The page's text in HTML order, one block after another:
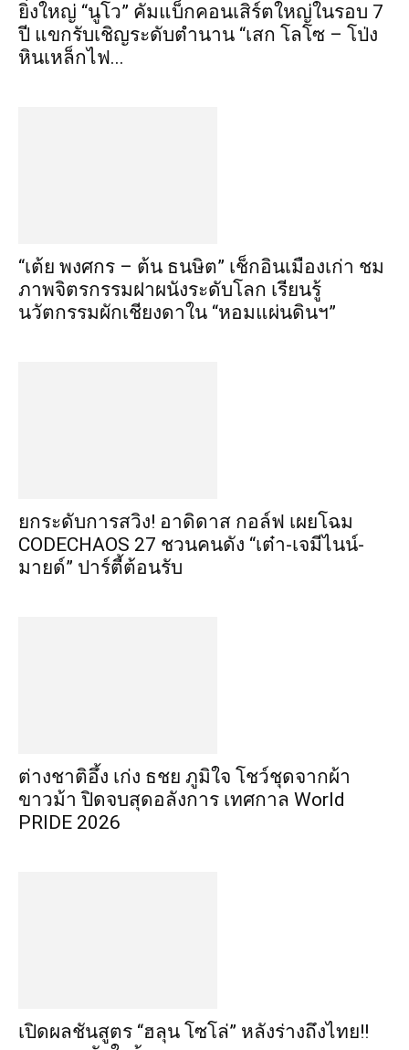
ยิ่งใหญ่ “นูโว” คัมแบ็กคอนเสิร์ตใหญ่ในรอบ 7
ปี แขกรับเชิญระดับตำนาน “เสก โลโซ – โป่ง
หินเหล็กไฟ...
“เต้ย พงศกร – ต้น ธนษิต” เช็กอินเมืองเก่า ชม
ภาพจิตรกรรมฝาผนังระดับโลก เรียนรู้
นวัตกรรมผักเชียงดาใน “หอมแผ่นดินฯ”
​ยกระดับการสวิง! อาดิดาส กอล์ฟ เผยโฉม
CODECHAOS 27 ชวนคนดัง “เต๋า-เจมีไนน์-
มายด์” ปาร์ตี้ต้อนรับ
ต่างชาติอึ้ง เก่ง ธชย ภูมิใจ โชว์ชุดจากผ้า
ขาวม้า ปิดจบสุดอลังการ เทศกาล World
PRIDE 2026
เปิดผลชันสูตร “ฮลุน โซโล่” หลังร่างถึงไทย!!